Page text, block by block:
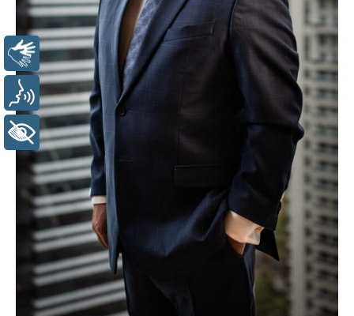
Libras
Voz
+ Acessibilidade